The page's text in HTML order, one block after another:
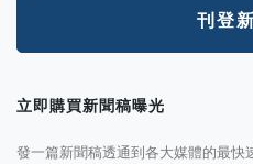
刊登
立即購買新聞稿曝光
發一篇新聞稿透通到各大媒體的最快